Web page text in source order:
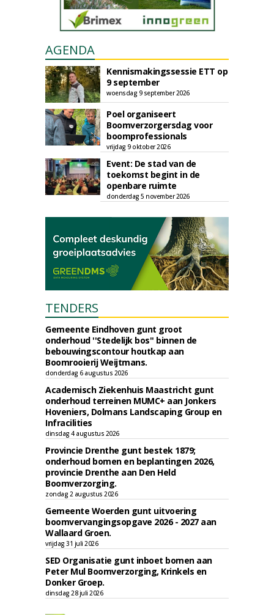
AGENDA
Kennismakingssessie ETT op
9 september
woensdag 9 september 2026
Poel organiseert
Boomverzorgersdag voor
boomprofessionals
vrijdag 9 oktober 2026
Event: De stad van de
toekomst begint in de
openbare ruimte
donderdag 5 november 2026
TENDERS
Gemeente Eindhoven gunt groot
onderhoud ''Stedelijk bos'' binnen de
bebouwingscontour houtkap aan
Boomrooierij Weijtmans.
donderdag 6 augustus 2026
Academisch Ziekenhuis Maastricht gunt
onderhoud terreinen MUMC+ aan Jonkers
Hoveniers, Dolmans Landscaping Group en
Infracilities
dinsdag 4 augustus 2026
Provincie Drenthe gunt bestek 1879;
onderhoud bomen en beplantingen 2026,
provincie Drenthe aan Den Held
Boomverzorging.
zondag 2 augustus 2026
Gemeente Woerden gunt uitvoering
boomvervangingsopgave 2026 - 2027 aan
Wallaard Groen.
vrijdag 31 juli 2026
SED Organisatie gunt inboet bomen aan
Peter Mul Boomverzorging, Krinkels en
Donker Groep.
dinsdag 28 juli 2026